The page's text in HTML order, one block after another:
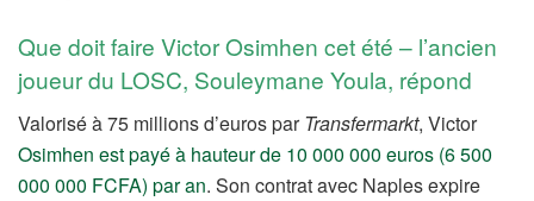
Que doit faire Victor Osimhen cet été – l’ancien
joueur du LOSC, Souleymane Youla, répond
Valorisé à 75 millions d’euros par Transfermarkt, Victor
Osimhen est payé à hauteur de 10 000 000 euros (6 500
000 000 FCFA) par an. Son contrat avec Naples expire